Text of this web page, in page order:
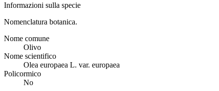
Informazioni sulla specie
Nomenclatura botanica.
Nome comune
Olivo
Nome scientifico
Olea europaea L. var. europaea
Policormico
No